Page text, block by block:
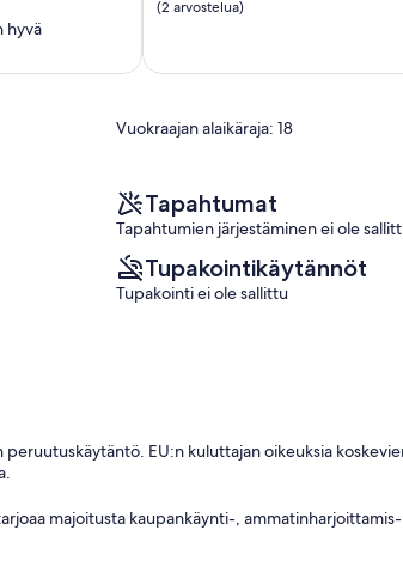
hyvä
d'Hazey
hyvä,
(2 arvostelua)
Vuokraajan alaikäraja: 18
Tapahtumat
Tapahtumien järjestäminen ei ole
Tupakointikäytännöt
Tupakointi ei ole sallittu
EU:n kuluttajan oikeuksia
majoitusta kaupankäynti-,